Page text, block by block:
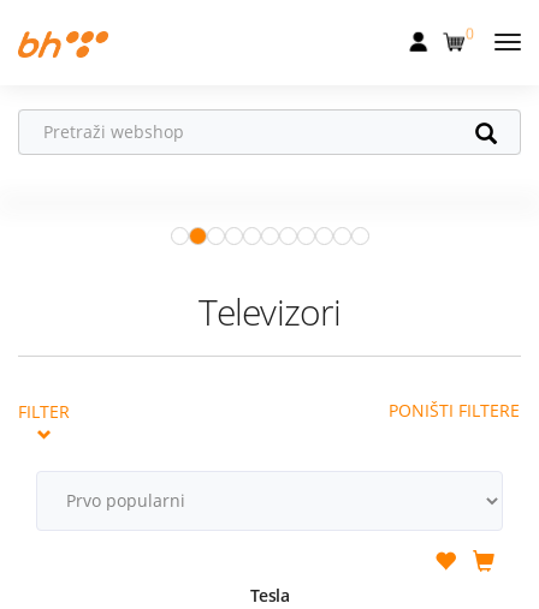
Fiksna
Akcije
Podrška
0
Ne propusti
Prood 04.08.–31.08. očekuju te
super pokloni!
Televizori
FILTER PONIŠTI FILTERE
Tesla